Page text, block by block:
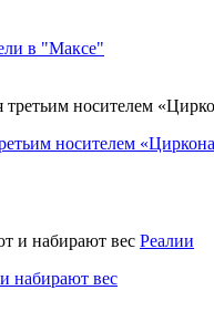
в "Максе"
носителем
Реалии
набирают вес